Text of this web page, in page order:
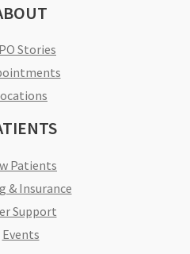
Stories
Patients
& Insurance
Support
Events